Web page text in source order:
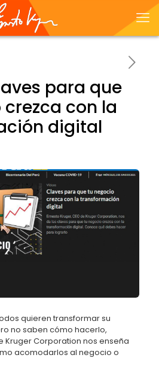
para que
con la
digital
quieren transformar su
no saben cómo hacerlo,
Kruger Corporation nos enseña
acomodarlos al negocio o